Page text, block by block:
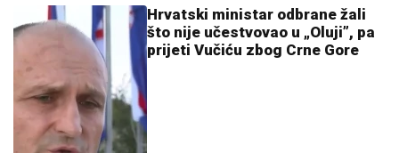
Hrvatski ministar odbrane žali
što nije učestvovao u „Oluji”, pa
prijeti Vučiću zbog Crne Gore